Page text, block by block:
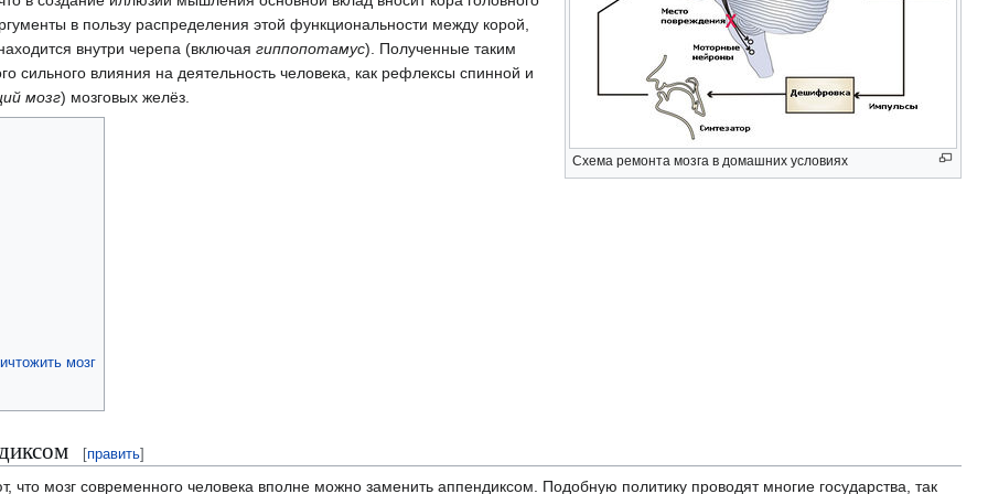
Схема ремонта мозга в домашних условиях
в пользу распределения этой функциональности между корой,
внутри черепа (включая гиппопотамус). Полученные таким
сильного влияния на деятельность человека, как рефлексы спинной и
мозг) мозговых желёз.
мозг
[править]
мозг современного человека вполне можно заменить аппендиксом. Подобную политику проводят многие государства, так